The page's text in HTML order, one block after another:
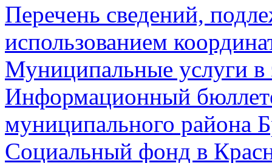
Перечень сведений,
использованием
Муниципальные услуги в
Информационный
муниципального района
Социальный фонд в